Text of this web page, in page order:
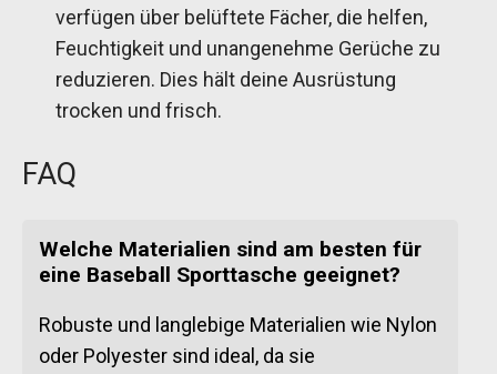
verfügen über belüftete Fächer, die helfen,
Feuchtigkeit und unangenehme Gerüche zu
reduzieren. Dies hält deine Ausrüstung
trocken und frisch.
FAQ
Welche Materialien sind am besten für
eine Baseball Sporttasche geeignet?
Robuste und langlebige Materialien wie Nylon
oder Polyester sind ideal, da sie